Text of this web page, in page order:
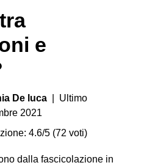
e
De luca | Ultimo
2021
4.6/5 (72 voti)
dalla fascicolazione in